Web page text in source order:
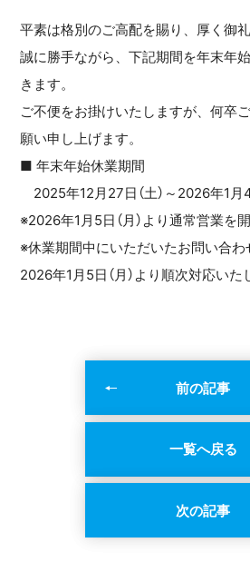
平素は格別のご高配を賜り、厚く御
誠に勝手ながら、下記期間を年末年
きます。
ご不便をお掛けいたしますが、何卒
願い申し上げます。
■ 年末年始休業期間
2025年12月27日（土）～2026年1月4
※2026年1月5日（月）より通常営業を
※休業期間中にいただいたお問い合わ
2026年1月5日（月）より順次対応いた
前の記事
一覧へ戻る
次の記事